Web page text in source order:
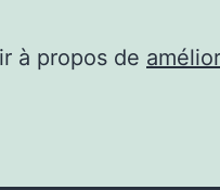
à propos de